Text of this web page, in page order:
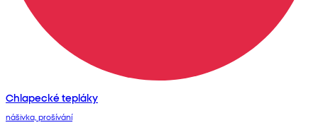
Chlapecké tepláky
nášivka, prošívání